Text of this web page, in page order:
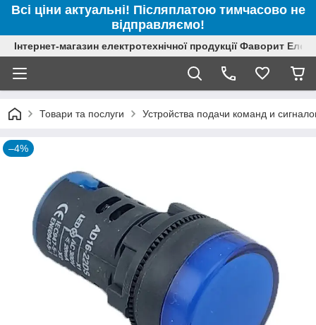
Всі ціни актуальні! Післяплатою тимчасово не
відправляємо!
Інтернет-магазин електротехнічної продукції Фаворит
Товари та послуги Устройства подачи команд и
–4%